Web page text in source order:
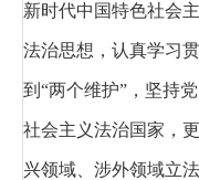
新时代中国特色社会
法治思想，认真学习
到“两个维护”，坚持
社会主义法治国家，
兴领域、涉外领域立